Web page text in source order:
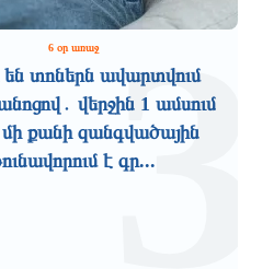
6 օր առաջ
են տոներն ավարտվում
վերջին 1 ամսում
մի քանի զանգվածային
է գր...
3